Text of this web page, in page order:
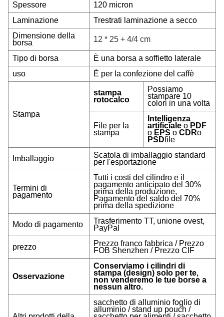
Spessore
120 micron
Laminazione
Trestrati laminazione a secco
Dimensione della
borsa
12 * 25 + 4/4 cm
Tipo di borsa
È una borsa a soffietto laterale
uso
È per la confezione del caffè
Stampa
stampa
rotocalco
Possiamo
stampare 10
colori in una volta
File per la
stampa
Intelligenza
artificiale o PDF
o EPS o CDRo
PSDfile
Imballaggio
Scatola di imballaggio standard
per l'esportazione
Termini di
pagamento
Tutti i costi del cilindro e il
pagamento anticipato del 30%
prima della produzione,
Pagamento del saldo del 70%
prima della spedizione
Modo di pagamento
Trasferimento TT, unione ovest,
PayPal
prezzo
Prezzo franco fabbrica / Prezzo
FOB Shenzhen / Prezzo CIF
Osservazione
Conserviamo i cilindri di
stampa (design) solo per te,
non venderemo le tue borse a
nessun altro.
sacchetto di alluminio foglio di
alluminio / stand up pouch /